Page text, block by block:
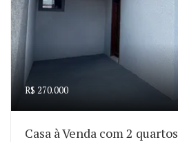
R$ 270.000
Casa à Venda com 2 quartos